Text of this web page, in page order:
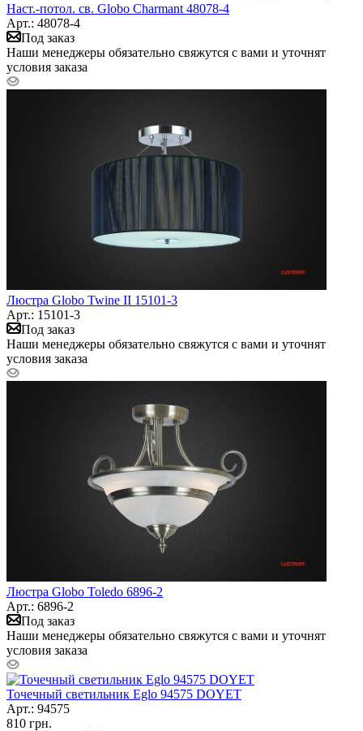
Наст.-потол. св. Globo Charmant 48078-4
Арт.: 48078-4
Под заказ
Наши менеджеры обязательно свяжутся с вами и уточнят
условия заказа
Люстра Globo Twine II 15101-3
Арт.: 15101-3
Под заказ
Наши менеджеры обязательно свяжутся с вами и уточнят
условия заказа
Люстра Globo Toledo 6896-2
Арт.: 6896-2
Под заказ
Наши менеджеры обязательно свяжутся с вами и уточнят
условия заказа
Точечный светильник Eglo 94575 DOYET
Арт.: 94575
810 грн.